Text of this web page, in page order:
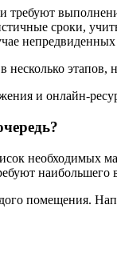
требуют
сроки,
и онлайн-
необходимых
помещения.